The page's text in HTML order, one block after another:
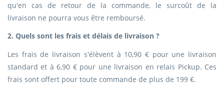
qu'en cas de retour de la commande, le surcoût de la
livraison ne pourra vous être remboursé.
2. Quels sont les frais et délais de livraison ?
Les frais de livraison s'élèvent à 10,90 € pour une livraison
standard et à 6,90 € pour une livraison en relais Pickup. Ces
frais sont offert pour toute commande de plus de 199 €.